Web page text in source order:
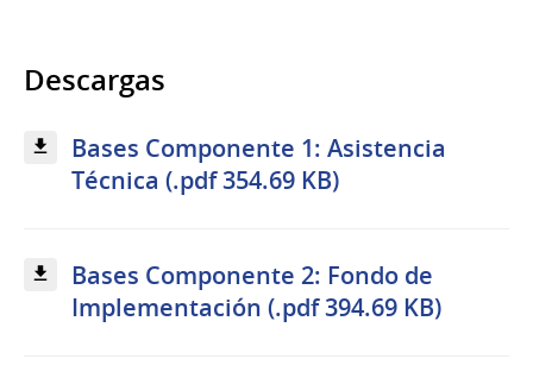
Descargas
Bases Componente 1: Asistencia
Técnica (.pdf 354.69 KB)
Bases Componente 2: Fondo de
Implementación (.pdf 394.69 KB)